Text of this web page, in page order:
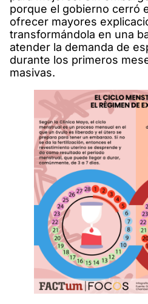
porque el gobierno cerró
ofrecer mayores
transformándola en una
atender la demanda de
durante los primeros
masivas.